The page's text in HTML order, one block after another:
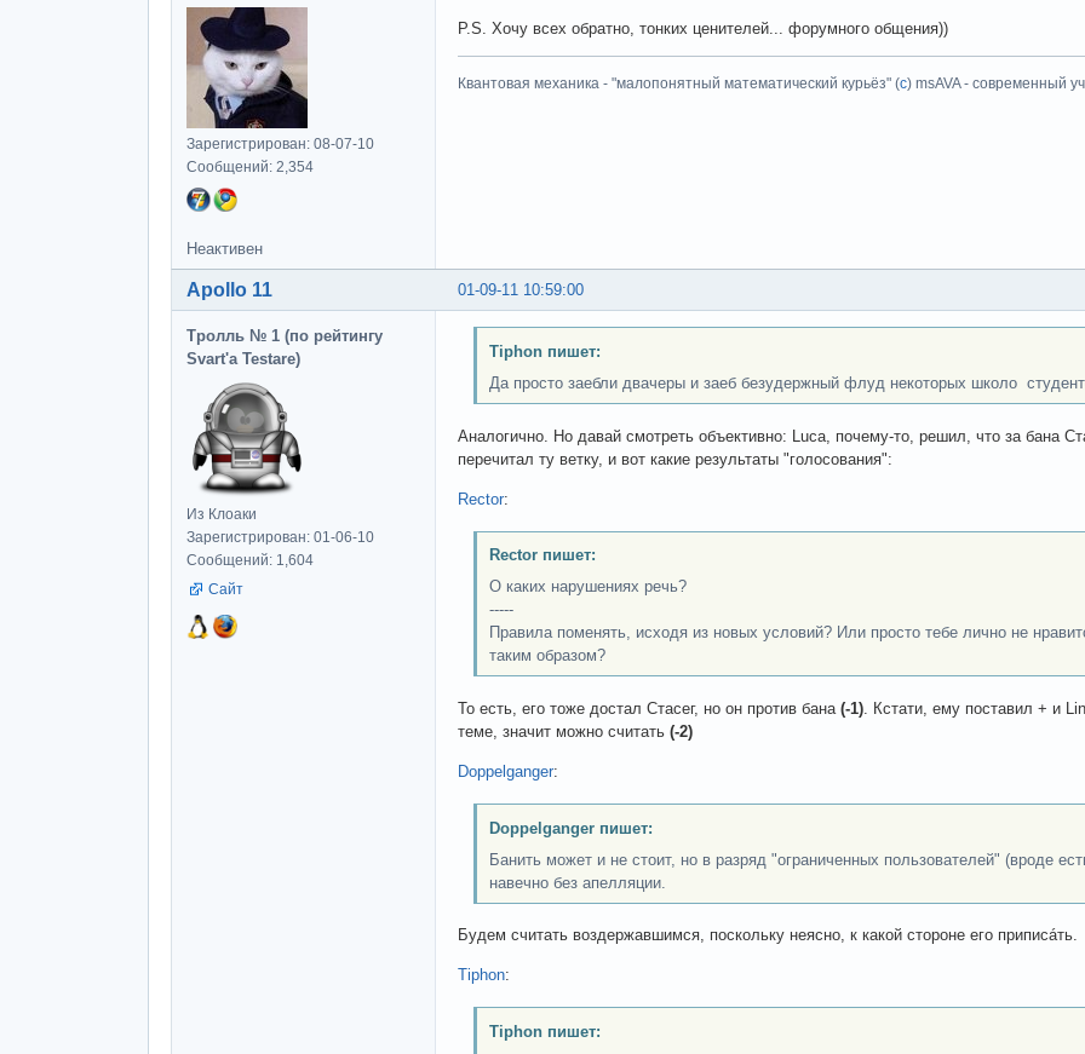
Зарегистрирован: 08-07-10
Сообщений: 2,354
P.S. Хочу всех обратно, тонких ценителей... форумного общения))
Квантовая механика - "малопонятный математический курьёз" (с) msAVA - современный
Неактивен
01-09-11 10:59:00
Apollo 11
Тролль № 1 (по рейтингу
Svart'а Testare)
Из Клоаки
Зарегистрирован: 01-06-10
Сообщений: 1,604
Сайт
Tiphon пишет:
Да просто заебли двачеры и заеб безудержный флуд некоторых школо
Аналогично. Но давай смотреть объективно: Luca, почему-то, решил, что за бана
перечитал ту ветку, и вот какие результаты "голосования":
Rector:
Rector пишет:
О каких нарушениях речь?
-----
Правила поменять, исходя из новых условий? Или просто тебе лично не
таким образом?
То есть, его тоже достал Стасег, но он против бана (-1). Кстати, ему поставил + и
теме, значит можно считать (-2)
Doppelganger:
Doppelganger пишет:
Банить может и не стоит, но в разряд "ограниченных пользователей" (вроде
навечно без апелляции.
Будем считать воздержавшимся, поскольку неясно, к какой стороне его приписáть.
Tiphon:
Tiphon пишет: